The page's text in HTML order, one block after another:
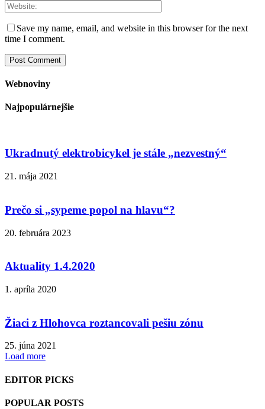
Save my name, email, and website in this browser for the next
time I comment.
Webnoviny
Najpopulárnejšie
Ukradnutý elektrobicykel je stále „nezvestný“
21. mája 2021
Prečo si „sypeme popol na hlavu“?
20. februára 2023
Aktuality 1.4.2020
1. apríla 2020
Žiaci z Hlohovca roztancovali pešiu zónu
25. júna 2021
Load more
EDITOR PICKS
POPULAR POSTS